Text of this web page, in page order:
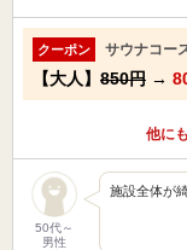
クーポン サウナコー
【大人】 850円 →
他に
50代～
男性
施設全体が